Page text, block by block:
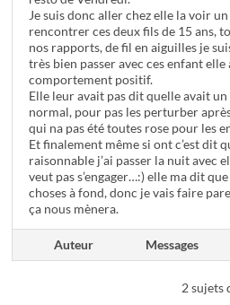
Je suis donc aller chez elle la voir
rencontrer ces deux fils de 15 ans,
nos rapports, de fil en aiguilles je
très bien passer avec ces enfant
comportement positif.
Elle leur avait pas dit quelle avait
normal, pour pas les perturber
qui na pas été toutes rose pour les
Et finalement même si ont c’est dit
raisonnable j’ai passer la nuit avec
veut pas s’engager…:) elle ma dit
choses à fond, donc je vais faire
ça nous mènera.
Auteur Messages
2 sujets